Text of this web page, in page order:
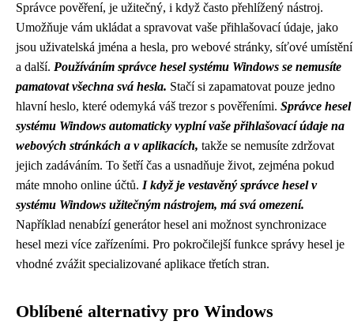
Správce pověření, je užitečný, i když často přehlížený nástroj.
Umožňuje vám ukládat a spravovat vaše přihlašovací údaje, jako
jsou uživatelská jména a hesla, pro webové stránky, síťové umístění
a další. Používáním správce hesel systému Windows se nemusíte
pamatovat všechna svá hesla. Stačí si zapamatovat pouze jedno
hlavní heslo, které odemyká váš trezor s pověřeními. Správce hesel
systému Windows automaticky vyplní vaše přihlašovací údaje na
webových stránkách a v aplikacích, takže se nemusíte zdržovat
jejich zadáváním. To šetří čas a usnadňuje život, zejména pokud
máte mnoho online účtů. I když je vestavěný správce hesel v
systému Windows užitečným nástrojem, má svá omezení.
Například nenabízí generátor hesel ani možnost synchronizace
hesel mezi více zařízeními. Pro pokročilejší funkce správy hesel je
vhodné zvážit specializované aplikace třetích stran.
Oblíbené alternativy pro Windows